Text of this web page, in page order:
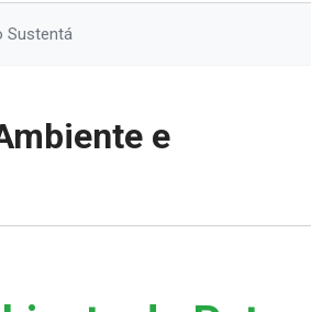
Sustentá
e